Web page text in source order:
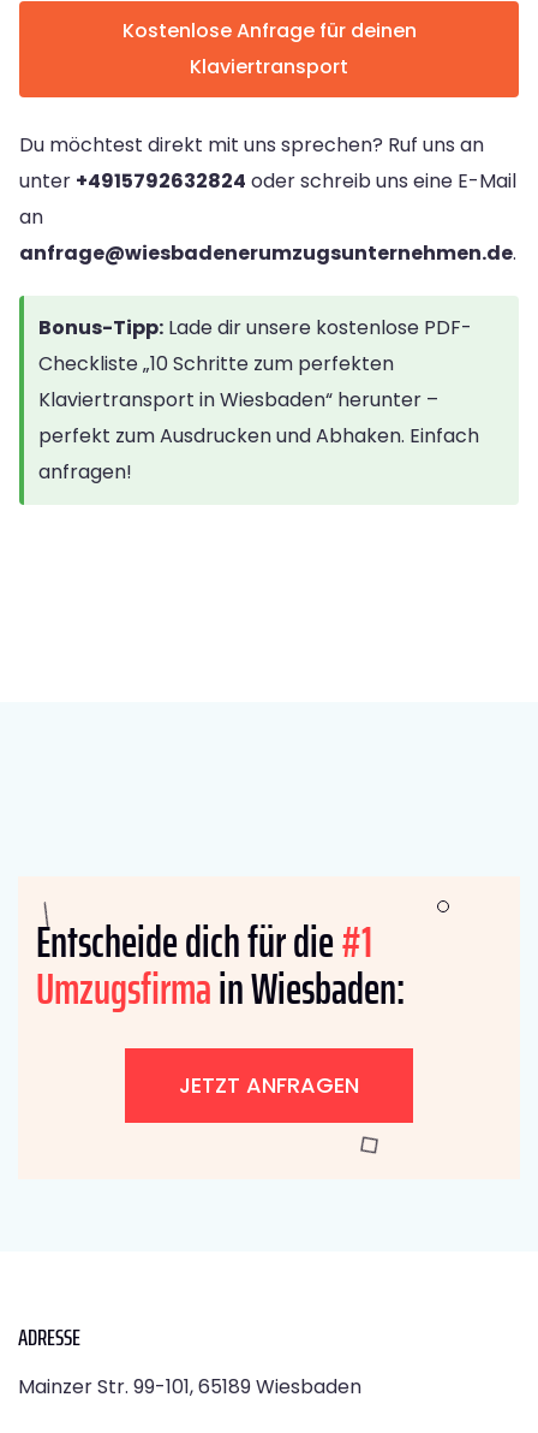
Kostenlose Anfrage für deinen
Klaviertransport
Du möchtest direkt mit uns sprechen? Ruf uns an
unter +4915792632824 oder schreib uns eine E-Mail
an
anfrage@wiesbadenerumzugsunternehmen.de.
Bonus-Tipp: Lade dir unsere kostenlose PDF-
Checkliste „10 Schritte zum perfekten
Klaviertransport in Wiesbaden“ herunter –
perfekt zum Ausdrucken und Abhaken. Einfach
anfragen!
Entscheide dich für die#1
Umzugsfirmain Wiesbaden:
JETZT ANFRAGEN
ADRESSE
Mainzer Str. 99-101, 65189 Wiesbaden